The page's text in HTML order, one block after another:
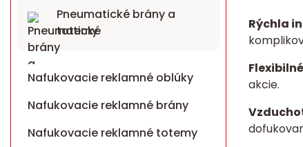
Pneumatické brány a
totemy
Nafukovacie reklamné oblúky
Nafukovacie reklamné brány
Nafukovacie reklamné totemy
Rýchla
akcie.